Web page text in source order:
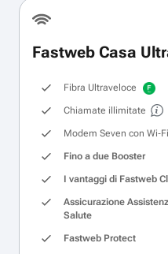
Fastweb Casa
Fibra Ultraveloce
Chiamate illimitate
Modem Seven con
Fino a due Booster
I vantaggi di Fastweb
Assicurazione
Salute
Fastweb Protect